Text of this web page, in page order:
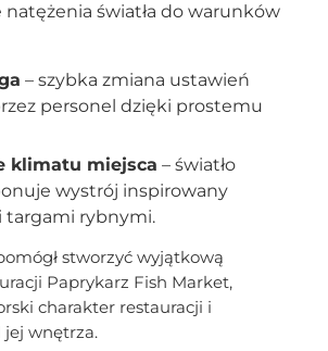
światła do warunków
– szybka zmiana ustawień
personel dzięki prostemu
klimatu miejsca – światło
wystrój inspirowany
targami rybnymi.
stworzyć wyjątkową
Paprykarz Fish Market,
charakter restauracji i
jej wnętrza.